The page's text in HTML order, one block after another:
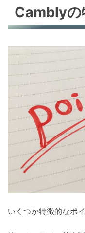
Camblyの
いくつか特徴的なポ